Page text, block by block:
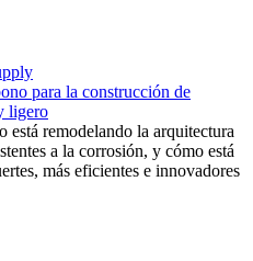
para la construcción de
ligero
está remodelando la arquitectura
a la corrosión, y cómo está
más eficientes e innovadores